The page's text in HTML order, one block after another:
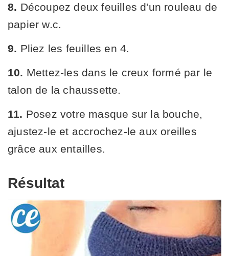
8. Découpez deux feuilles d'un rouleau de
papier w.c.
9. Pliez les feuilles en 4.
10. Mettez-les dans le creux formé par le
talon de la chaussette.
11. Posez votre masque sur la bouche,
ajustez-le et accrochez-le aux oreilles
grâce aux entailles.
Résultat